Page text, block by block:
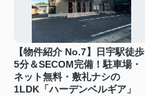
【物件紹介 No.7】日宇駅徒歩
5分＆SECOM完備！駐車場・
ネット無料・敷礼ナシの
1LDK「ハーデンベルギア」